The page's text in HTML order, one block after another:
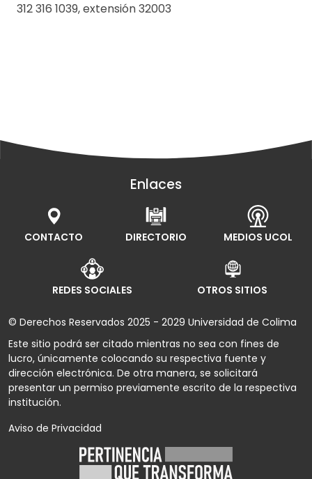
312 316 1039, extensión 32003
Enlaces
CONTACTO DIRECTORIO MEDIOS UCOL
REDES SOCIALES OTROS SITIOS
© Derechos Reservados 2025 - 2029 Universidad de Colima
Este sitio podrá ser citado mientras no sea con fines de
lucro, únicamente colocando su respectiva fuente y
dirección electrónica. De otra manera, se solicitará
presentar un permiso previamente escrito de la respectiva
institución.
Aviso de Privacidad